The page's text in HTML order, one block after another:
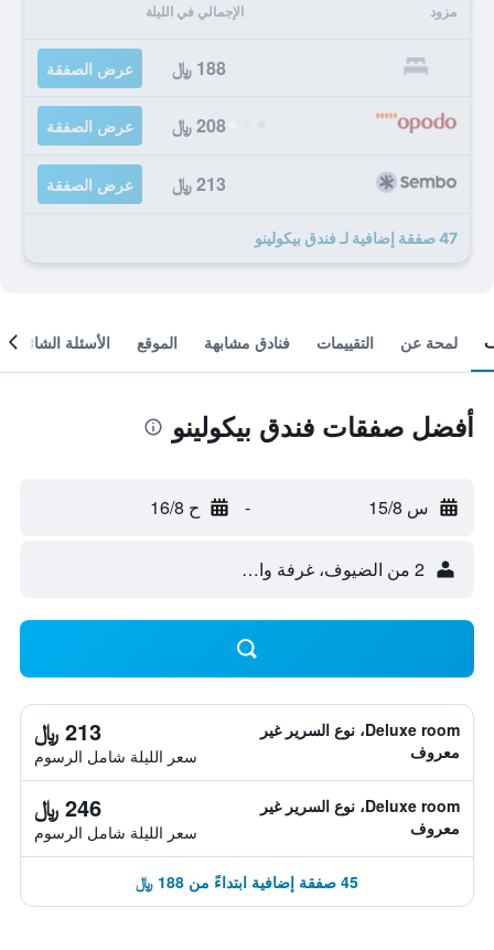
مزود الإجمالي في الليلة
188 ﷼ عرض الصفقة
208 ﷼ عرض الصفقة
213 ﷼ عرض الصفقة
47 صفقة إضافية لـ فندق بيكولينو
لمحة عن التقييمات فنادق مشابهة الموقع الأسئلة الشائعة
أفضل صفقات فندق بيكولينو
س 15/8 - ح 16/8
2 من الضيوف، غرفة واحدة
Deluxe room، نوع السرير غير
معروف
213 ﷼
سعر الليلة شامل الرسوم
Deluxe room، نوع السرير غير
معروف
246 ﷼
سعر الليلة شامل الرسوم
45 صفقة إضافية ابتداءً من 188 ﷼